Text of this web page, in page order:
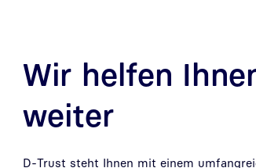
Wir helfen
weiter
D-Trust steht Ihnen mit einem